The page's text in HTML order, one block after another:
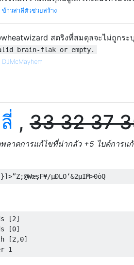
ข้าวสาลีตัวช่วยสร้าง
สตริงที่สมดุลจะไม่ถูกระ
brain-flak or empty.
DJMcMayhem
, 33 32 37
ลาดการแก้ไขที่น่ากลัว +5 ไบต์การแ
[2]
[0]
[2,0]